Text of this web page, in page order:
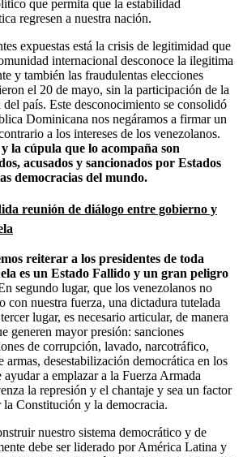
que permita que la estabilidad
regresen a nuestra nación.
expuestas está la crisis de legitimidad que
internacional desconoce la ilegitima
y también las fraudulentas elecciones
el 20 de mayo, sin la participación de la
país. Este desconocimiento se consolidó
Dominicana nos negáramos a firmar un
a los intereses de los venezolanos.
la cúpula que lo acompaña son
acusados y sancionados por Estados
democracias del mundo.
reunión de diálogo entre gobierno y
reiterar a los presidentes de toda
es un Estado Fallido y un gran peligro
segundo lugar, que los venezolanos no
con nuestra fuerza, una dictadura tutelada
lugar, es necesario articular, de manera
generen mayor presión: sanciones
de corrupción, lavado, narcotráfico,
armas, desestabilización democrática en los
ayudar a emplazar a la Fuerza Armada
la represión y el chantaje y sea un factor
la Constitución y la democracia.
nuestro sistema democrático y de
debe ser liderado por América Latina y